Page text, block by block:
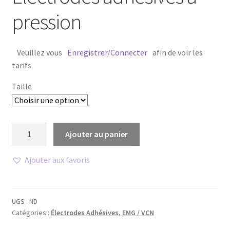
pression
Veuillez vous Enregistrer/Connecter afin de voir les
tarifs
Taille
adhésives
Ajouter au panier
Ajouter aux favoris
UGS : ND
Catégories : Électrodes Adhésives, EMG / VCN